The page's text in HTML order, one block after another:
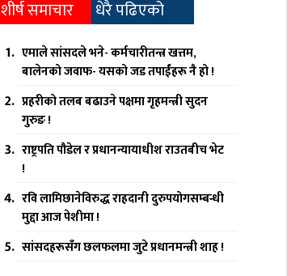
शीर्ष समाचार धेरै पढिएको
एमाले सांसदले भने- कर्मचारीतन्त्र खत्तम,
बालेनको जवाफ- यसको जड तपाईंहरू नै हो !
प्रहरीको तलब बढाउने पक्षमा गृहमन्त्री सुदन
गुरुङ !
राष्ट्रपति पौडेल र प्रधानन्यायाधीश राउतबीच भेट
!
रवि लामिछानेविरुद्ध राहदानी दुरुपयोगसम्बन्धी
मुद्दा आज पेशीमा !
सांसदहरूसँग छलफलमा जुटे प्रधानमन्त्री शाह !